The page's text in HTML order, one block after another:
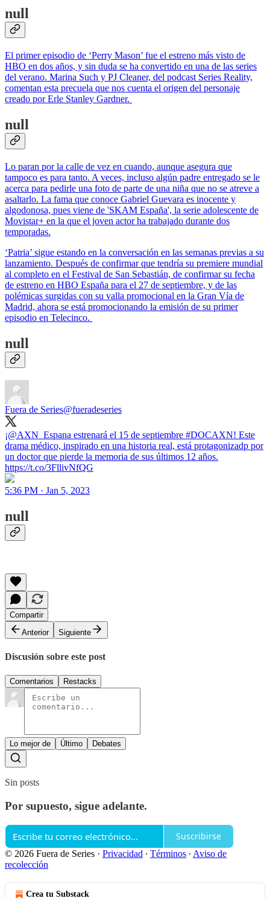
null
El primer episodio de ‘Perry Mason’ fue el estreno más visto de
HBO en dos años, y sin duda se ha convertido en una de las series
del verano. Marina Such y PJ Cleaner, del podcast Series Reality,
comentan esta precuela que nos cuenta el origen del personaje
creado por Erle Stanley Gardner.
null
Lo paran por la calle de vez en cuando, aunque asegura que
tampoco es para tanto. A veces, incluso algún padre entregado se le
acerca para pedirle una foto de parte de una niña que no se atreve a
asaltarlo. La fama que conoce Gabriel Guevara es inocente y
algodonosa, pues viene de 'SKAM España', la serie adolescente de
Movistar+ en la que el joven actor ha trabajado durante dos
temporadas.
‘Patria’ sigue estando en la conversación en las semanas previas a su
lanzamiento. Después de confirmar que tendría su premiere mundial
al completo en el Festival de San Sebastián, de confirmar su fecha
de estreno en HBO España para el 27 de septiembre, y de las
polémicas surgidas con su valla promocional en la Gran Vía de
Madrid, ahora se está promocionando la emisión de su primer
episodio en Telecinco.
null
Fuera de Series@fueradeseries
¡@AXN_Espana estrenará el 15 de septiembre #DOCAXN! Este
drama médico, inspirado en una historia real, está protagonizadp por
un doctor que pierde la memoria de sus últimos 12 años.
https://t.co/3FllivNfQG
5:36 PM · Jan 5, 2023
null
Compartir
Anterior
Siguiente
Discusión sobre este post
Comentarios Restacks
Lo mejor de Último Debates
Sin posts
Por supuesto, sigue adelante.
Suscribirse
© 2026 Fuera de Series · Privacidad ∙ Términos ∙ Aviso de
recolección
Crea tu Substack